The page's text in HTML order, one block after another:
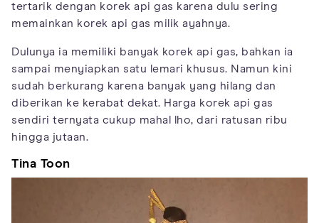
tertarik dengan korek api gas karena dulu sering
memainkan korek api gas milik ayahnya.
Dulunya ia memiliki banyak korek api gas, bahkan ia
sampai menyiapkan satu lemari khusus. Namun kini
sudah berkurang karena banyak yang hilang dan
diberikan ke kerabat dekat. Harga korek api gas
sendiri ternyata cukup mahal lho, dari ratusan ribu
hingga jutaan.
Tina Toon